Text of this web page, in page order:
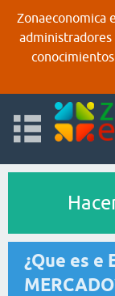
Zonaeconomica
administradores
¿Que es e